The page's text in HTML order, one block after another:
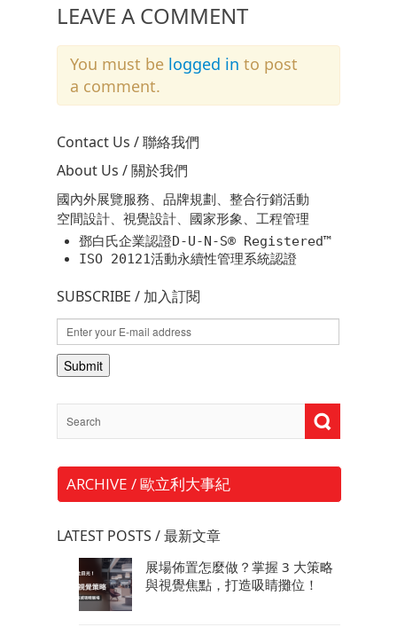
LEAVE A COMMENT
You must be logged in to post
a comment.
Contact Us / 聯絡我們
About Us / 關於我們
國內外展覽服務、品牌規劃、整合行銷活動
空間設計、視覺設計、國家形象、工程管理
鄧白氏企業認證D-U-N-S® Registered™
ISO 20121活動永續性管理系統認證
SUBSCRIBE / 加入訂閱
ARCHIVE / 歐立利大事紀
LATEST POSTS / 最新文章
展場佈置怎麼做？掌握 3 大策略
與視覺焦點，打造吸睛攤位！